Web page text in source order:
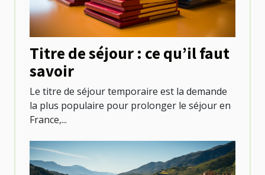
Titre de séjour : ce qu’il faut
savoir
Le titre de séjour temporaire est la demande
la plus populaire pour prolonger le séjour en
France,...